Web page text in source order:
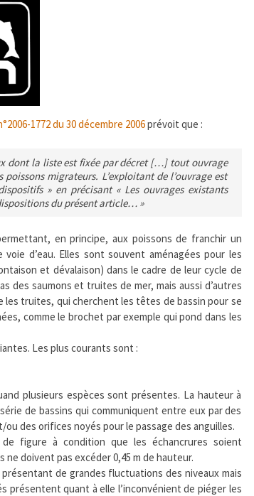
1772 du 30 décembre 2006prévoit que :
dont la liste est fixée par décret […] tout ouvrage
migrateurs. L’exploitant de l’ouvrage est
» en précisant « Les ouvrages existants
du présent article… »
en principe, aux poissons de franchir un
d’eau. Elles sont souvent aménagées pour les
et dévalaison) dans le cadre de leur cycle de
des saumons et truites de mer, mais aussi d’autres
truites, qui cherchent les têtes de bassin pour se
comme le brochet par exemple qui pond dans les
Les plus courants sont :
plusieurs espèces sont présentes. La hauteur à
de bassins qui communiquent entre eux par des
des orifices noyés pour le passage des anguilles.
figure à condition que les échancrures soient
doivent pas excéder 0,45 m de hauteur.
de grandes fluctuations des niveaux mais
présentent quant à elle l’inconvénient de piéger les